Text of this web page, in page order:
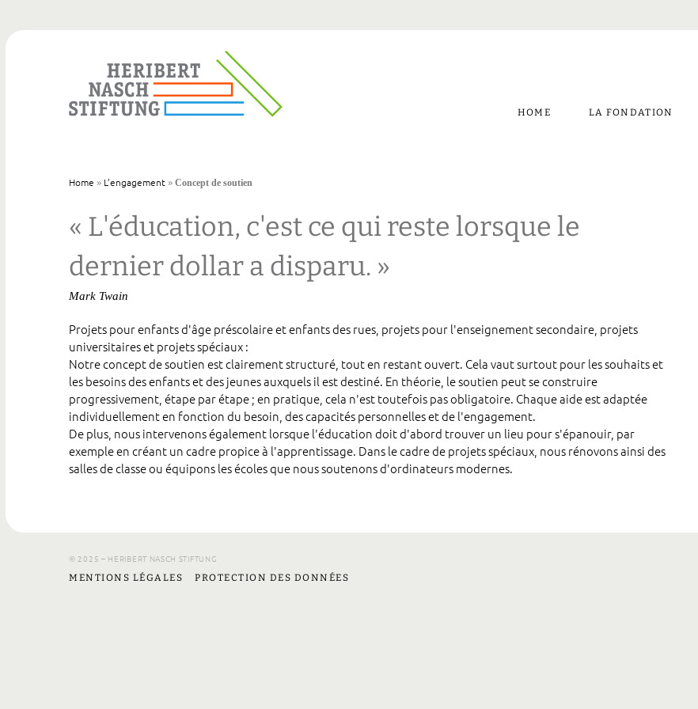
HOME LA FONDATION
Home » L’engagement » Concept de soutien
« L'éducation, c'est ce qui reste lorsque le
dernier dollar a disparu. »
Mark Twain
Projets pour enfants d'âge préscolaire et enfants des rues, projets pour l'enseignement secondaire, projets
universitaires et projets spéciaux :
Notre concept de soutien est clairement structuré, tout en restant ouvert. Cela vaut surtout pour les souhaits et
les besoins des enfants et des jeunes auxquels il est destiné. En théorie, le soutien peut se construire
progressivement, étape par étape ; en pratique, cela n'est toutefois pas obligatoire. Chaque aide est adaptée
individuellement en fonction du besoin, des capacités personnelles et de l'engagement.
De plus, nous intervenons également lorsque l'éducation doit d'abord trouver un lieu pour s'épanouir, par
exemple en créant un cadre propice à l'apprentissage. Dans le cadre de projets spéciaux, nous rénovons ainsi des
salles de classe ou équipons les écoles que nous soutenons d'ordinateurs modernes.
© 2025 – HERIBERT NASCH STIFTUNG
MENTIONS LÉGALES PROTECTION DES DONNÉES